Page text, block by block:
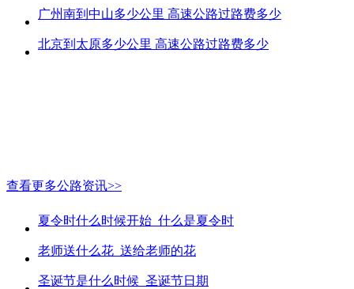
广州南到中山多少公里 高速公路过路费多少
北京到太原多少公里 高速公路过路费多少
查看更多公路资讯>>
夏令时什么时候开始_什么是夏令时
老师送什么花_送给老师的花
圣诞节是什么时候_圣诞节日期